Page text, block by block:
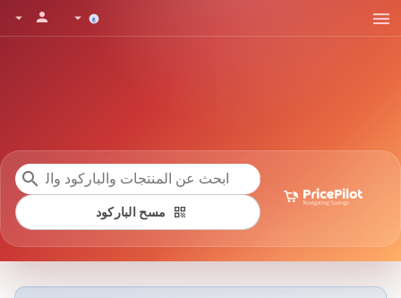
menu
arrow_drop_down
person
arrow_drop_down
search
qr_code مسح الباركود